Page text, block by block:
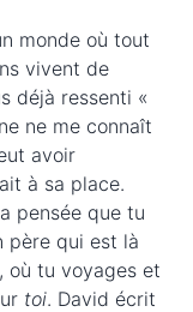
monde où tout
vivent de
déjà ressenti «
ne me connaît
avoir
à sa place.
pensée que tu
père qui est là
où tu voyages et
toi. David écrit